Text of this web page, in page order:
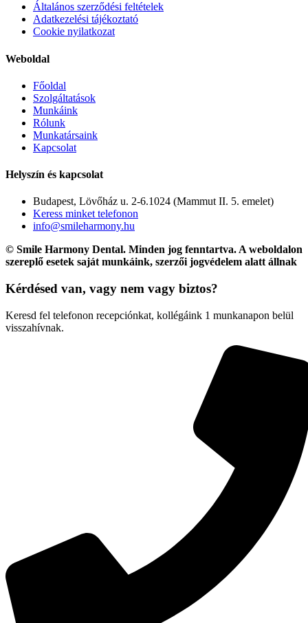
Általános szerződési feltételek
Adatkezelési tájékoztató
Cookie nyilatkozat
Weboldal
Főoldal
Szolgáltatások
Munkáink
Rólunk
Munkatársaink
Kapcsolat
Helyszín és kapcsolat
Budapest, Lövőház u. 2-6.1024 (Mammut II. 5. emelet)
Keress minket telefonon
info@smileharmony.hu
© Smile Harmony Dental. Minden jog fenntartva. A weboldalon
szereplő esetek saját munkáink, szerzői jogvédelem alatt állnak
Kérdésed van, vagy nem vagy biztos?
Keresd fel telefonon recepciónkat, kollégáink 1 munkanapon belül
visszahívnak.